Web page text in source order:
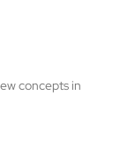
concepts in